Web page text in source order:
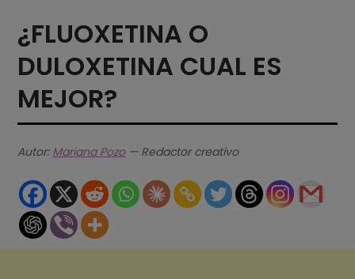
¿FLUOXETINA O
DULOXETINA CUAL ES
MEJOR?
Autor: Mariana Pozo— Redactor creativo